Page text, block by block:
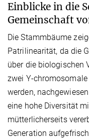
Einblicke in die
Gemeinschaft
Die Stammbäume
Patrilinearität, da die
über die biologischen
zwei Y-
werden,
eine hohe Diversität
mütterlicherseits
Generation